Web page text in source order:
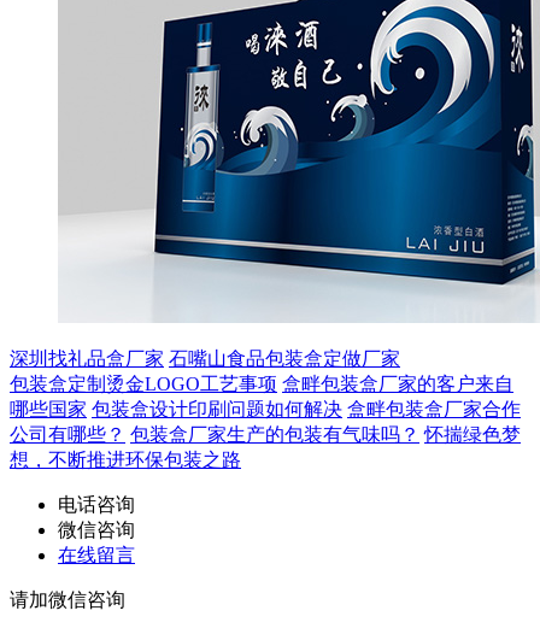
深圳找礼品盒厂家 石嘴山食品包装盒定做厂家
包装盒定制烫金LOGO工艺事项 盒畔包装盒厂家的客户来自
哪些国家 包装盒设计印刷问题如何解决 盒畔包装盒厂家合作
公司有哪些？ 包装盒厂家生产的包装有气味吗？ 怀揣绿色梦
想，不断推进环保包装之路
电话咨询
微信咨询
在线留言
请加微信咨询